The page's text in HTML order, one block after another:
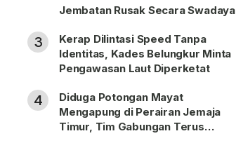
Jembatan Rusak Secara Swadaya
3
Kerap Dilintasi Speed Tanpa
Identitas, Kades Belungkur Minta
Pengawasan Laut Diperketat
4
Diduga Potongan Mayat
Mengapung di Perairan Jemaja
Timur, Tim Gabungan Terus